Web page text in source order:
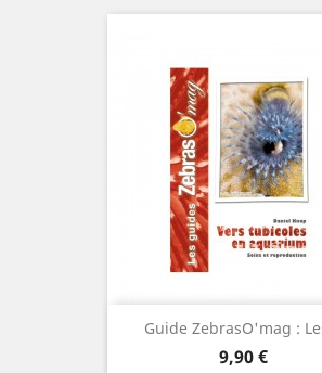
Guide ZebrasO'mag :
Prix
9,90 €